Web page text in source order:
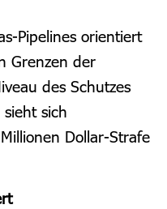
Pipelines orientiert
Grenzen der
des Schutzes
sich
Dollar-Strafe